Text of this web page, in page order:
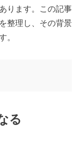
ります。この記事
整理し、その背景
。
る